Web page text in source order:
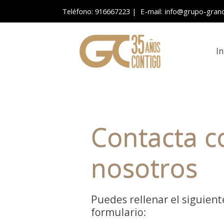
Teléfono: 916667223 | E-mail: info@grupo-
Contacta
nosotros
Puedes rellenar el
formulario: